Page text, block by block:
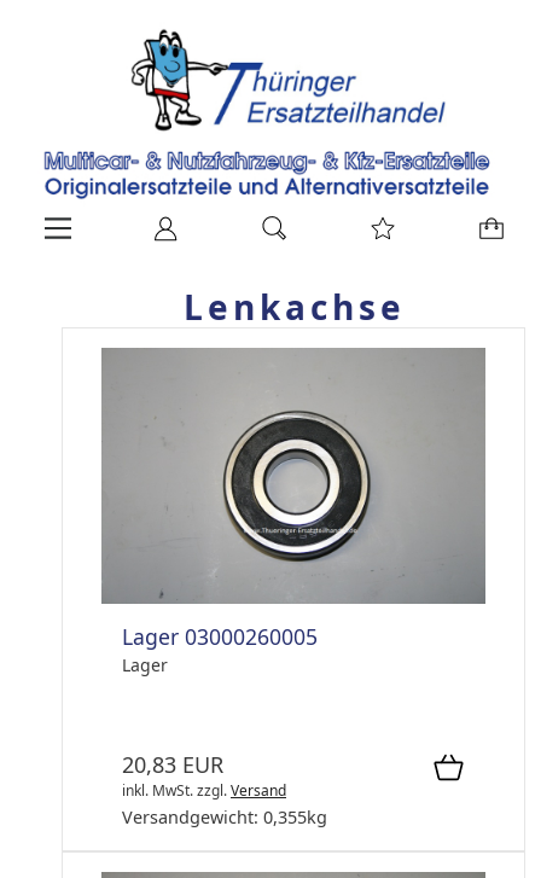
Lenkachse
Lager 03000260005
Lager
20,83 EUR
inkl. MwSt.zzgl.Versand
Versandgewicht: 0,355kg